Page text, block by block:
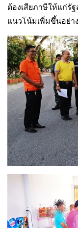
ต้องเสียภาษีให้แก่รั
แนวโน้มเพิ่มขึ้นอย่า